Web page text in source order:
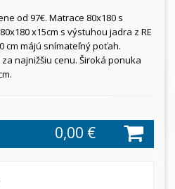
od 97€. Matrace 80x180 s
x15cm s výstuhou jadra z RE
cm májú snímateľný poťah.
najnižšiu cenu. Široká ponuka
0,00 €